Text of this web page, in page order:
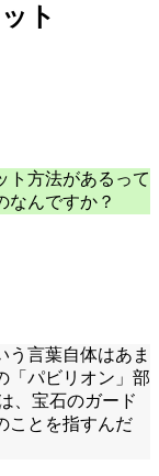
ト
ト方法があるって
なんですか？
う言葉自体はあま
「パビリオン」部
、宝石のガード
ことを指すんだ